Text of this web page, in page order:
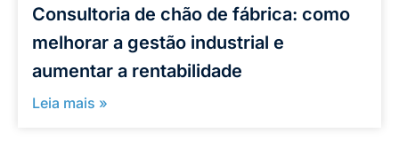
Consultoria de chão de fábrica: como
melhorar a gestão industrial e
aumentar a rentabilidade
Leia mais »